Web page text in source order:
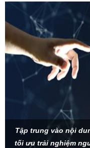
Tập trung vào nội
tối ưu trải nghiệm